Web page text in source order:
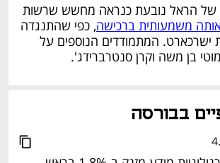
הדרמטית בנתח של הראל נובעת כנראה מחשש שרשות
משמעותית ברכישה
לרכישה שלה את ישרכארט. המתמודדים הנוספים על
בן משה וקרן סנטרברידג'.
בבורסה